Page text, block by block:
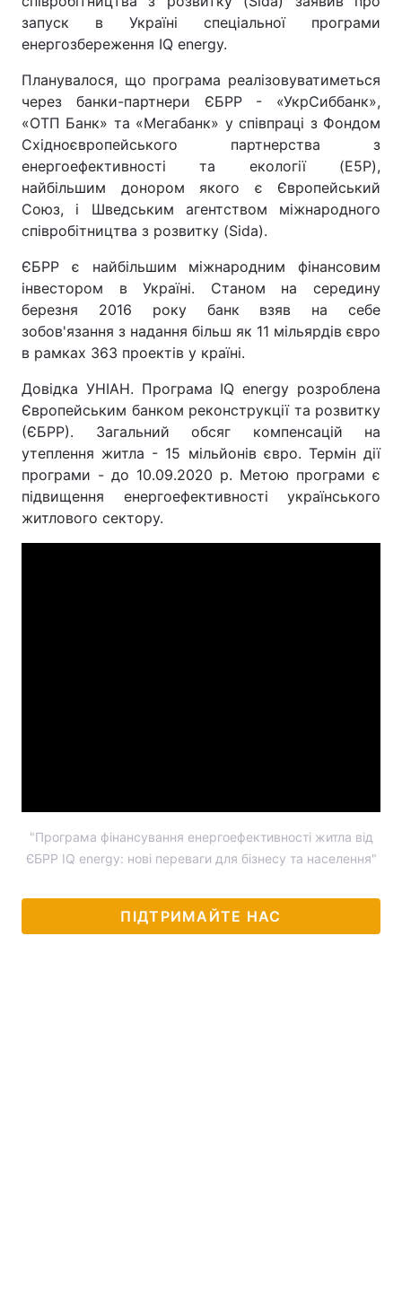
запуск в Україні спеціальної програми
енергозбереження IQ energy.
Планувалося, що програма реалізовуватиметься
через банки-партнери ЄБРР - «УкрСиббанк»,
«ОТП Банк» та «Мегабанк» у співпраці з Фондом
Східноєвропейського партнерства з
енергоефективності та екології (E5P),
найбільшим донором якого є Європейський
Союз, і Шведським агентством міжнародного
співробітництва з розвитку (Sida).
ЄБРР є найбільшим міжнародним фінансовим
інвестором в Україні. Станом на середину
березня 2016 року банк взяв на себе
зобов'язання з надання більш як 11 мільярдів євро
в рамках 363 проектів у країні.
Довідка УНІАН. Програма IQ energy розроблена
Європейським банком реконструкції та розвитку
(ЄБРР). Загальний обсяг компенсацій на
утеплення житла - 15 мільйонів євро. Термін дії
програми - до 10.09.2020 р. Метою програми є
підвищення енергоефективності українського
житлового сектору.
"Програма фінансування енергоефективності житла від
ЄБРР IQ energy: нові переваги для бізнесу та населення"
ПІДТРИМАЙТЕ НАС